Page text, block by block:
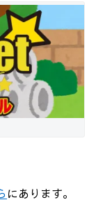
にあります。